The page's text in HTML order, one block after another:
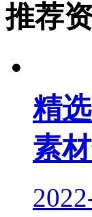
推荐
精
素